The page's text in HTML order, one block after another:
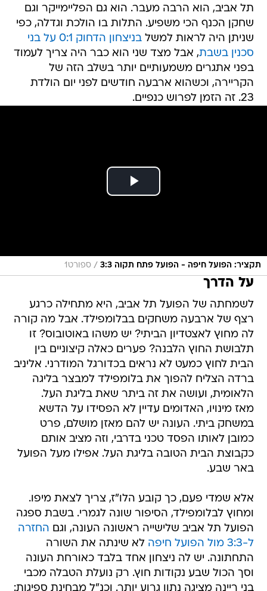
תל אביב, הוא הרבה מעבר. הוא גם הפליימייקר וגם
שחקן הכנף הכי משפיע. התלות בו הולכת וגדלה, כפי
שניתן היה לראות למשל
בניצחון הדחוק 0:1 על בני
סכנין בשבת, אבל מצד שני הוא כבר היה צריך לעמוד
בפני אתגרים משמעותיים יותר בשלב הזה של
הקריירה, וכשהוא ארבעה חודשים לפני יום הולדת
23. זה הזמן לפרוש כנפיים.
תקציר: הפועל חיפה - הפועל פתח תקוה 3:3 / ספורט1
על הדרך
לשמחתה של הפועל תל אביב, היא מתחילה כרגע
רצף של ארבעה משחקים בבלומפילד. אבל מה קורה
לה מחוץ לאצטדיון הביתי? יש משהו באוטובוס? זו
תלבושת החוץ הלבנה? פערים כאלה קיצוניים בין
הבית לחוץ כמעט לא נראים בכדורגל המודרני. אליניב
ברדה הצליח להפוך את בלומפילד למבצר בליגה
הלאומית, ועושה את זה ביתר שאת בליגת העל.
מאז מינויו, האדומים עדיין לא הפסידו על הדשא
במשחק ביתי. העונה יש להם מאזן מושלם, פרט
כמובן לאותו הפסד טכני בדרבי, וזה מציב אותם
כקבוצת הבית הטובה בליגת העל. אפילו מעל הפועל
באר שבע.
אלא שמדי פעם, כך קובע הלו"ז, צריך לצאת מיפו.
ומחוץ לבלומפילד, הסיפור שונה לגמרי. בשבת ספגה
הפועל תל אביב שלישייה ראשונה העונה, וגם החזרה
ל-3:3 מול הפועל חיפה
לא שינתה את השורה
התחתונה. יש לה ניצחון אחד בלבד כאורחת העונה
וסך הכול שבע נקודות חוץ. רק נועלת הטבלה מכבי
בני ריינה מציגה נתון גרוע יותר. וכנ"ל מבחינת ספיגות: